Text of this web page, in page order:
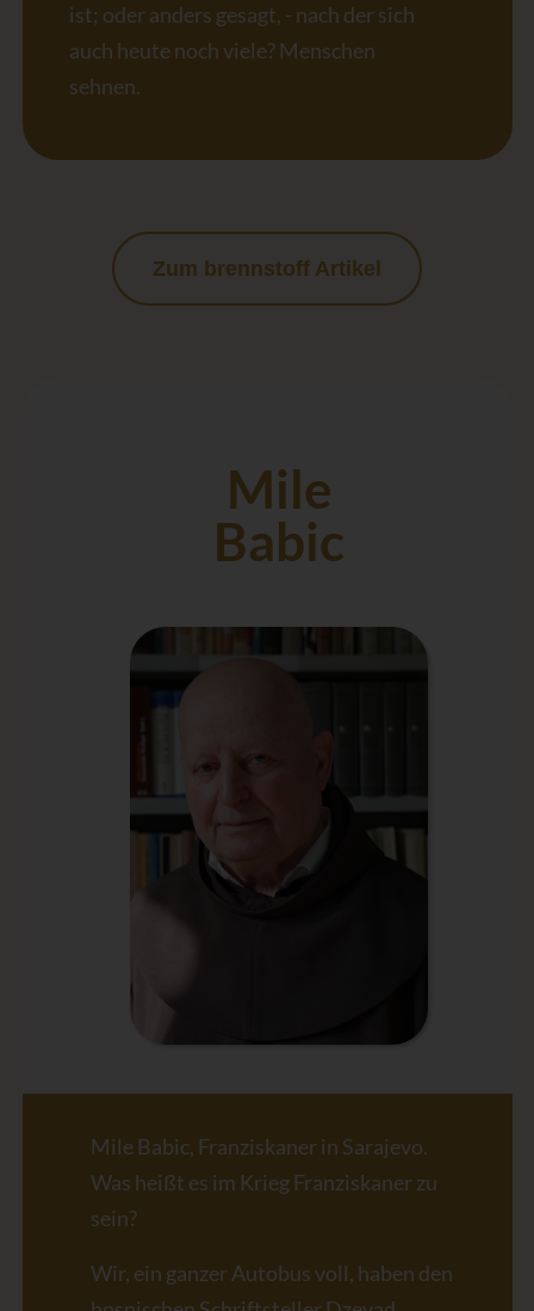
ist; oder anders gesagt, - nach der sich
auch heute noch viele? Menschen
sehnen.
Zum brennstoff Artikel
Mile
Babic
Mile Babic, Franziskaner in Sarajevo.
Was heißt es im Krieg Franziskaner zu
sein?
Wir, ein ganzer Autobus voll, haben den